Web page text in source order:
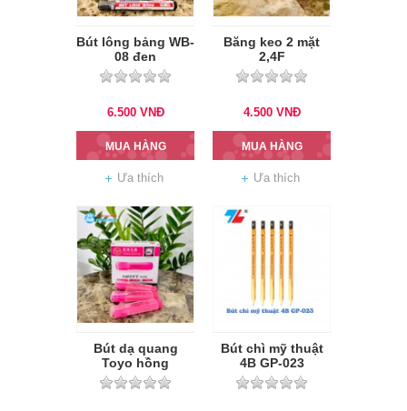
Bút lông bảng WB-
08 đen
6.500 VNĐ
MUA HÀNG
Ưa thích
Băng keo 2 mặt
2,4F
4.500 VNĐ
MUA HÀNG
Ưa thích
Bút dạ quang
Toyo hồng
Bút chì mỹ thuật
4B GP-023